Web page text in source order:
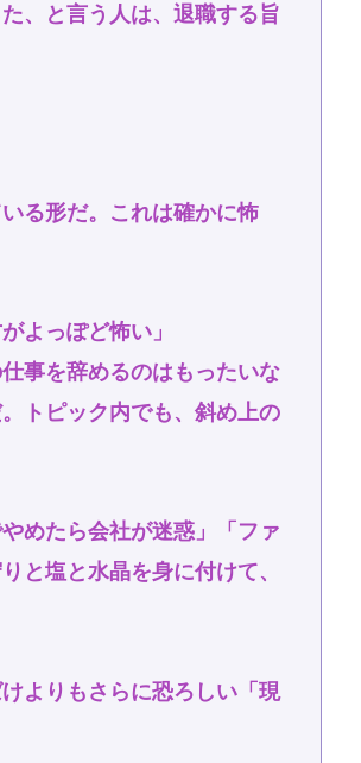
、と言う人は、退職する旨
る形だ。これは確かに怖
よっぽど怖い」
事を辞めるのはもったいな
トピック内でも、斜め上の
めたら会社が迷惑」「ファ
と塩と水晶を身に付けて、
よりもさらに恐ろしい「現